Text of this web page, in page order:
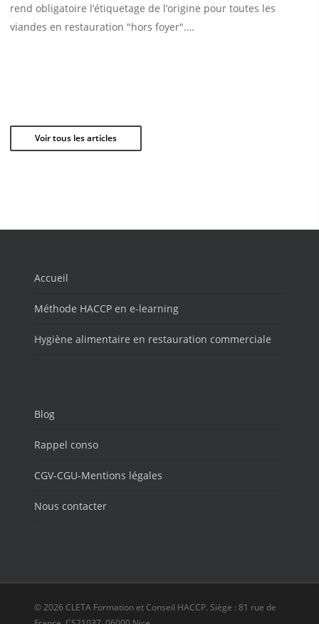
rend obligatoire l’étiquetage de l’origine pour toutes les
viandes en restauration "hors foyer".…
Voir tous les articles
Accueil
Méthode HACCP en e-learning
Hygiène alimentaire en restauration commerciale
Blog
Rappel conso
CGV-CGU-Mentions légales
Nous contacter
© 2026 CLETA Formation et Conseil HACCP. Siège : 81 rue de